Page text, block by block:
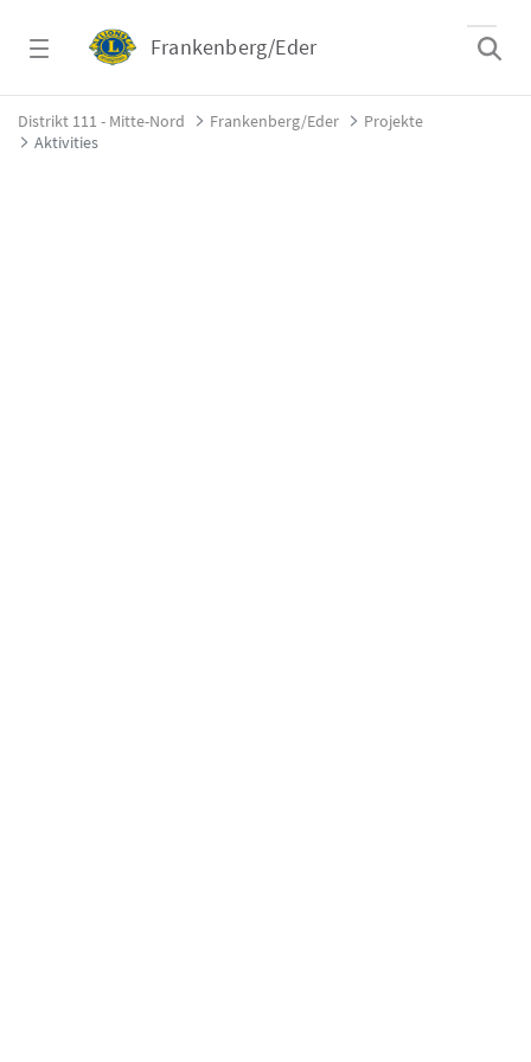
Frankenberg/Eder
Aktivities - Frankenberg/Eder
Distrikt 111 - Mitte-Nord Frankenberg/Eder
Projekte
Aktivities